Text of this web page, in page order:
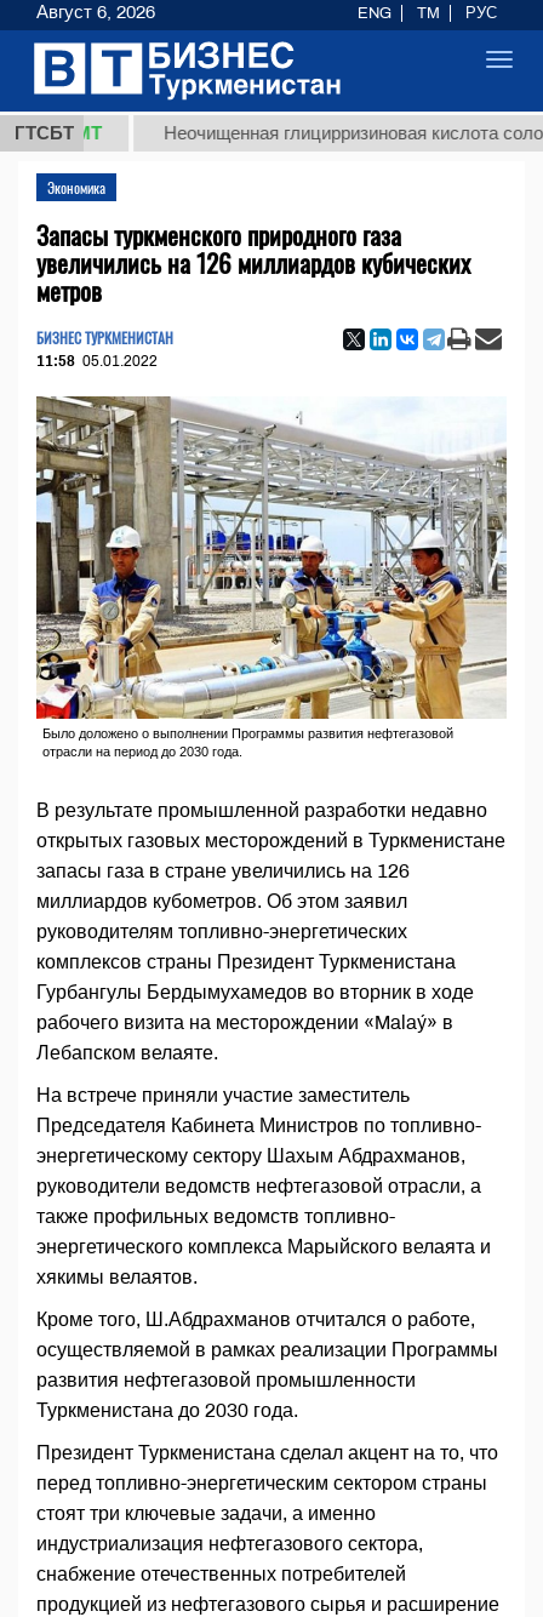
ГТСБТ Неочищенная глицирризиновая кислота
Экономика
Запасы туркменского природного газа
увеличились на 126 миллиардов кубических
метров
БИЗНЕС ТУРКМЕНИСТАН
11:58 05.01.2022
Было доложено о выполнении Программы развития нефтегазовой
отрасли на период до 2030 года.
В результате промышленной разработки недавно
открытых газовых месторождений в Туркменистане
запасы газа в стране увеличились на 126
миллиардов кубометров. Об этом заявил
руководителям топливно-энергетических
комплексов страны Президент Туркменистана
Гурбангулы Бердымухамедов во вторник в ходе
рабочего визита на месторождении «Malaý» в
Лебапском велаяте.
На встрече приняли участие заместитель
Председателя Кабинета Министров по топливно-
энергетическому сектору Шахым Абдрахманов,
руководители ведомств нефтегазовой отрасли, а
также профильных ведомств топливно-
энергетического комплекса Марыйского велаята и
хякимы велаятов.
Кроме того, Ш.Абдрахманов отчитался о работе,
осуществляемой в рамках реализации Программы
развития нефтегазовой промышленности
Туркменистана до 2030 года.
Президент Туркменистана сделал акцент на то, что
перед топливно-энергетическим сектором страны
стоят три ключевые задачи, а именно
индустриализация нефтегазового сектора,
снабжение отечественных потребителей
продукцией из нефтегазового сырья и расширение
Август 6, 2026 ENG TM РУС